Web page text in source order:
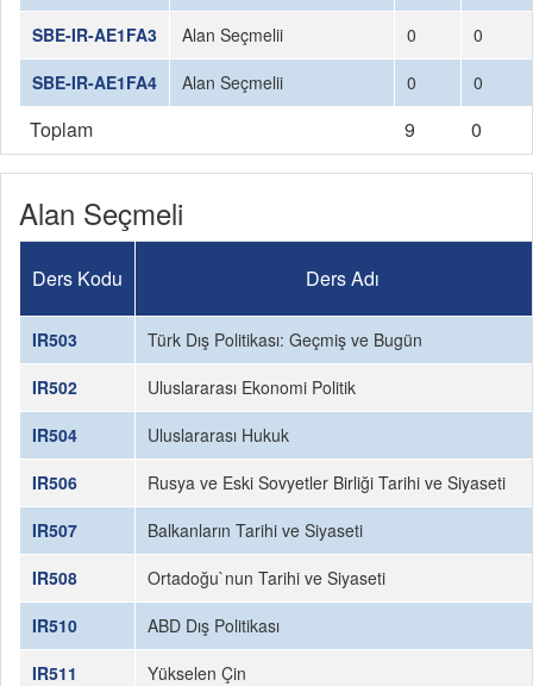
SBE-IR-AE1FA3
Alan Seçmelii 0
0
SBE-IR-AE1FA4
Alan Seçmelii 0 0
Toplam 9 0
Alan Seçmeli
Ders Kodu Ders Adı
IR503
Türk Dış Politikası: Geçmiş ve Bugün
IR502
Uluslararası Ekonomi Politik
IR504
Uluslararası Hukuk
IR506
Rusya ve Eski Sovyetler Birliği Tarihi ve Siyaseti
IR507
Balkanların Tarihi ve Siyaseti
IR508
Ortadoğu`nun Tarihi ve Siyaseti
IR510
ABD Dış Politikası
IR511
Yükselen Çin